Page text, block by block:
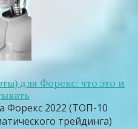
для Форекс: что это и
Форекс 2022 (ТОП-10
трейдинга)